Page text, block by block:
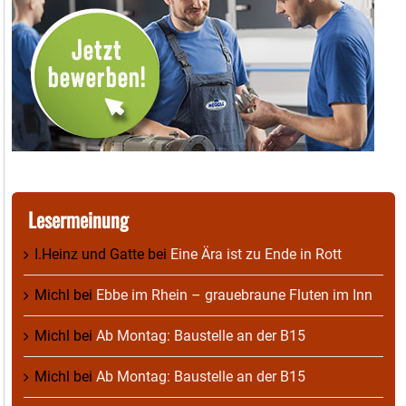
Lesermeinung
I.Heinz und Gatte bei Eine Ära ist zu Ende in Rott
Michl bei Ebbe im Rhein – grauebraune Fluten im Inn
Michl bei Ab Montag: Baustelle an der B15
Michl bei Ab Montag: Baustelle an der B15